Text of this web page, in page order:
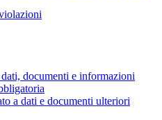
documenti e informazioni
a dati e documenti ulteriori